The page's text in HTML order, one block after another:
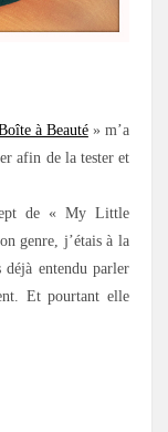
à Beauté» m’a
afin de la tester et
de « My Little
genre, j’étais à la
déjà entendu parler
Et pourtant elle